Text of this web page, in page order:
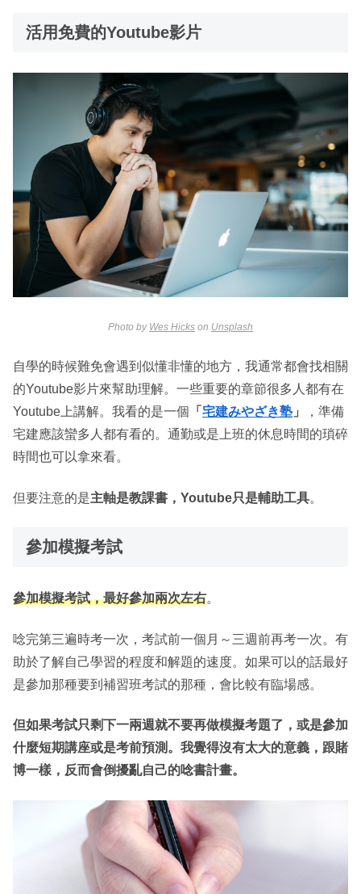
活用免費的Youtube影片
Photo by Wes Hicks on Unsplash
自學的時候難免會遇到似懂非懂的地方，我通常都會找相關
的Youtube影片來幫助理解。一些重要的章節很多人都有在
Youtube上講解。我看的是一個 「 宅建みやざき塾 」
，準備
宅建應該蠻多人都有看的。通勤或是上班的休息時間的瑣碎
時間也可以拿來看。
但要注意的是主軸是教課書，Youtube只是輔助工具。
參加模擬考試
參加模擬考試，最好參加兩次左右。
唸完第三遍時考一次，考試前一個月～三週前再考一次。有
助於了解自己學習的程度和解題的速度。如果可以的話最好
是參加那種要到補習班考試的那種，會比較有臨場感。
但如果考試只剩下一兩週就不要再做模擬考題了，或是參加
什麼短期講座或是考前預測。我覺得沒有太大的意義，跟賭
博一樣，反而會倒擾亂自己的唸書計畫。